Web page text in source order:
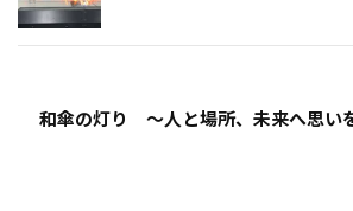
和傘の灯り ～人と場所、未来へ思い